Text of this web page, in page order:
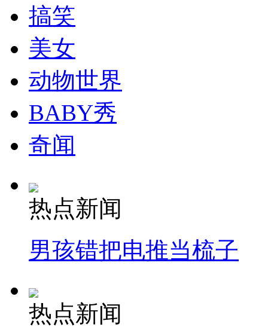
司机酒驾遇交警 急速倒车逃窜
搞笑
美女
动物世界
BABY秀
奇闻
热点新闻
男孩错把电推当梳子
热点新闻